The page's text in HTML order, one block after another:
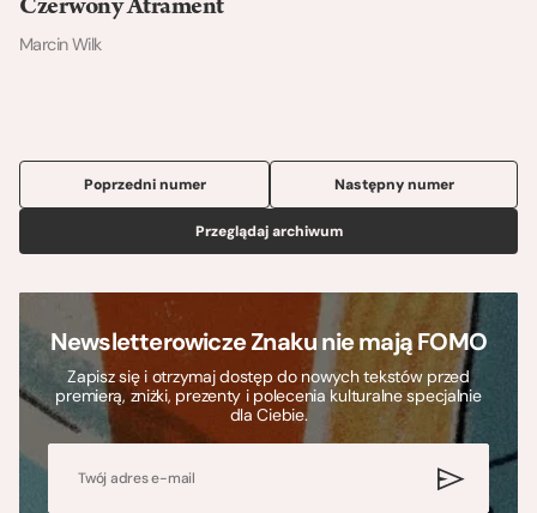
Czerwony Atrament
Marcin Wilk
Poprzedni numer
Przeglądaj archiwum
Następny numer
Newsletterowicze Znaku nie mają FOMO
Zapisz się i otrzymaj dostęp do nowych tekstów przed
premierą, zniżki, prezenty i polecenia kulturalne specjalnie
dla Ciebie.